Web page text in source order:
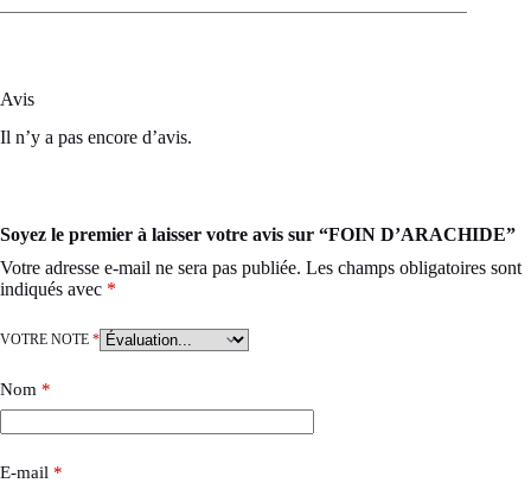
Avis
Il n’y a pas encore d’avis.
Soyez le premier à laisser votre avis sur “FOIN D’ARACHIDE”
Votre adresse e-mail ne sera pas publiée. Les champs obligatoires sont
indiqués avec *
VOTRE NOTE *
Nom *
E-mail *